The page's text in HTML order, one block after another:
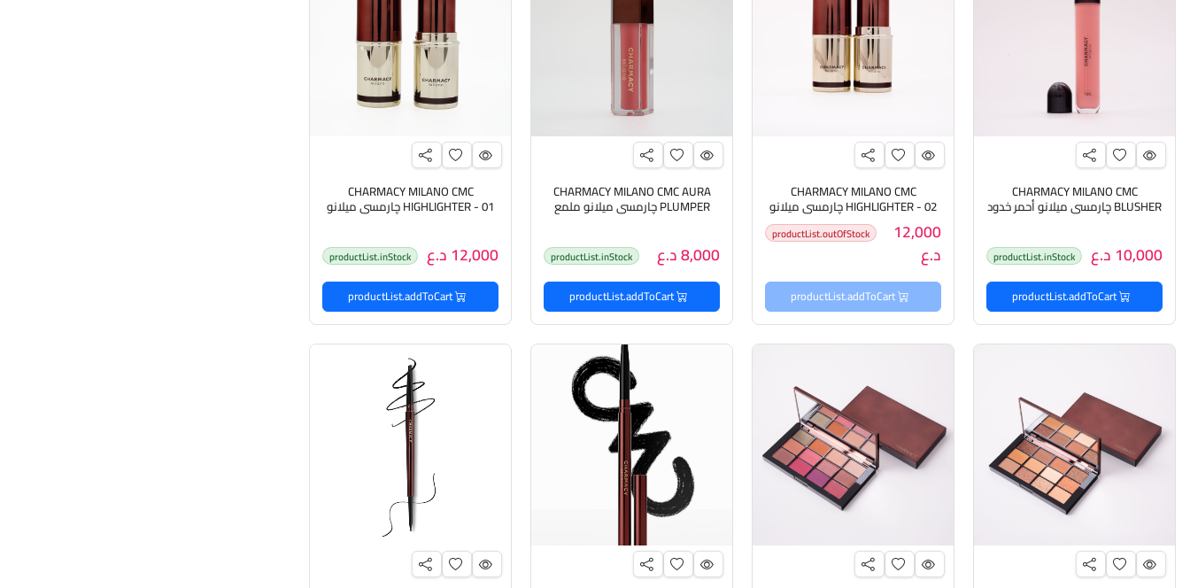
CHARMACY MILANO CMC
BLUSHER چارمسي ميلانو أحمر خدود
10,000 د.ع productList.inStock
productList.addToCart
CHARMACY MILANO CMC
HIGHLIGHTER - 02 چارمسي ميلانو
هايلايتر للوجه 12,000
د.ع
productList.outOfStock
productList.addToCart
CHARMACY MILANO CMC AURA
PLUMPER چارمسي ميلانو ملمع
شفاه
8,000 د.ع productList.inStock
productList.addToCart
CHARMACY MILANO CMC
HIGHLIGHTER - 01 چارمسي ميلانو
هايلايتر للوجه
12,000 د.ع productList.inStock
productList.addToCart